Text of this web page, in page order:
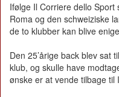
Ifølge Il Corriere dello
Roma og den schweiziske
de to klubber kan blive
Den 25’årige back blev sat
klub, og skulle have
ønske er at vende tilbage til